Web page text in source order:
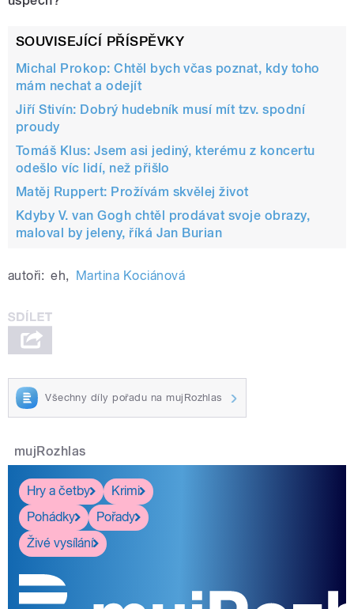
SOUVISEJÍCÍ PŘÍSPĚVKY
Michal Prokop: Chtěl bych včas poznat, kdy toho
mám nechat a odejít
Jiří Stivín: Dobrý hudebník musí mít tzv. spodní
proudy
Tomáš Klus: Jsem asi jediný, kterému z koncertu
odešlo víc lidí, než přišlo
Matěj Ruppert: Prožívám skvělej život
Kdyby V. van Gogh chtěl prodávat svoje obrazy,
maloval by jeleny, říká Jan Burian
autoři: eh, Martina Kociánová
Všechny díly pořadu na mujRozhlas
mujRozhlas
Hry a četby
Krimi
Pohádky
Pořady
Živé vysílání